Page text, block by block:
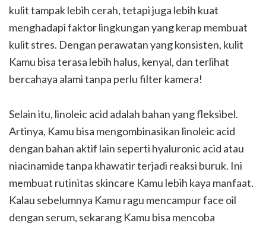
kulit tampak lebih cerah, tetapi juga lebih kuat
menghadapi faktor lingkungan yang kerap membuat
kulit stres. Dengan perawatan yang konsisten, kulit
Kamu bisa terasa lebih halus, kenyal, dan terlihat
bercahaya alami tanpa perlu filter kamera!
Selain itu, linoleic acid adalah bahan yang fleksibel.
Artinya, Kamu bisa mengombinasikan linoleic acid
dengan bahan aktif lain seperti hyaluronic acid atau
niacinamide tanpa khawatir terjadi reaksi buruk. Ini
membuat rutinitas skincare Kamu lebih kaya manfaat.
Kalau sebelumnya Kamu ragu mencampur face oil
dengan serum, sekarang Kamu bisa mencoba